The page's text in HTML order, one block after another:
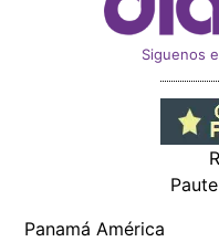
Siguenos
Panamá América